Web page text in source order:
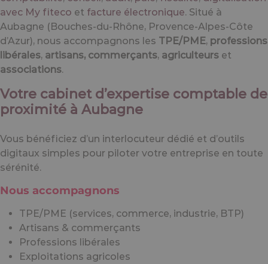
avec My fiteco et facture électronique. Situé à
Aubagne (Bouches-du-Rhône, Provence-Alpes-Côte
d’Azur), nous accompagnons les TPE/PME, professions
libérales, artisans, commerçants, agriculteurs et
associations.
Votre cabinet d’expertise comptable de
proximité à Aubagne
Vous bénéficiez d’un interlocuteur dédié et d’outils
digitaux simples pour piloter votre entreprise en toute
sérénité.
Nous accompagnons
TPE/PME (services, commerce, industrie, BTP)
Artisans & commerçants
Professions libérales
Exploitations agricoles